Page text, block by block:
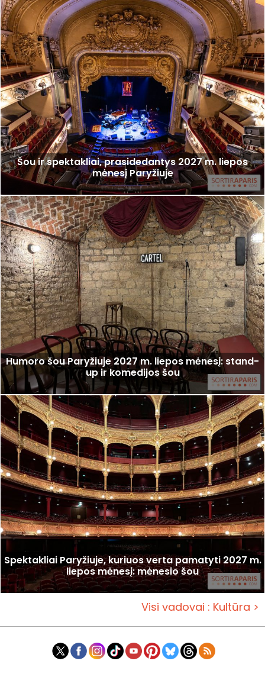
Šou ir spektakliai, prasidedantys 2027 m. liepos
mėnesį Paryžiuje
Humoro šou Paryžiuje 2027 m. liepos mėnesį: stand-
up ir komedijos šou
Spektakliai Paryžiuje, kuriuos verta pamatyti 2027 m.
liepos mėnesį: mėnesio šou
Visi vadovai : Kultūra >